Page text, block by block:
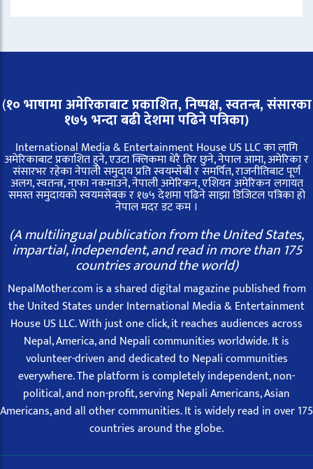
(१० भाषामा अमेरिकाबाट प्रकाशित, निष्पक्ष, स्वतन्त्र,संसारका
१७५ भन्दा बढी देशमा पढिने पत्रिका)
International Media & Entertainment House US LLC का लागि
अमेरिकाबाट प्रकाशित हुने, एउटा क्लिकमा धेरै तिर छुने, नेपाल आमा, अमेरिका र
संसारभर रहेका नेपाली समुदाय प्रति स्वयम्सेबी र समर्पित, राजनीतिबाट पूर्ण
अलग, स्वतन्त्र, नाफा नकमाउने, नेपाली अमेरिकन, एशियन अमेरिकन लगायत
समस्त समुदायको स्वयमसेबक र १७५ देशमा पढिने साझा डिजिटल पत्रिका हो
नेपाल मदर डट कम ।
(A multilingual publication from the United States,
impartial, independent, and read in more than 175
countries around the world)
NepalMother.com is a shared digital magazine published from
the United States under International Media & Entertainment
House US LLC. With just one click, it reaches audiences across
Nepal, America, and Nepali communities worldwide. It is
volunteer-driven and dedicated to Nepali communities
everywhere. The platform is completely independent, non-
political, and non-profit, serving Nepali Americans, Asian
Americans, and all other communities. It is widely read in over 175
countries around the globe.